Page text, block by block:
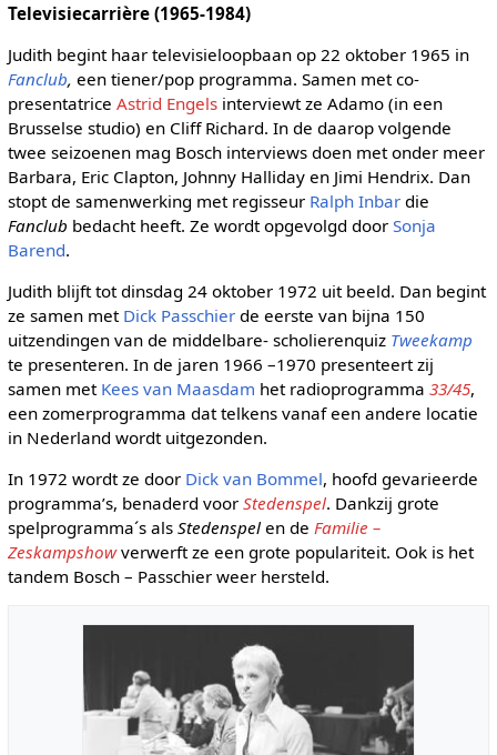
Televisiecarrière (1965-1984)
Judith begint haar televisieloopbaan op 22 oktober 1965 in
Fanclub, een tiener/pop programma. Samen met co-
presentatrice Astrid Engelsinterviewt ze Adamo (in een
Brusselse studio) en Cliff Richard. In de daarop volgende
twee seizoenen mag Bosch interviews doen met onder meer
Barbara, Eric Clapton, Johnny Halliday en Jimi Hendrix. Dan
stopt de samenwerking met regisseur Ralph Inbardie
Fanclub bedacht heeft. Ze wordt opgevolgd door Sonja
Barend.
Judith blijft tot dinsdag 24 oktober 1972 uit beeld. Dan begint
ze samen met Dick Passchierde eerste van bijna 150
uitzendingen van de middelbare- scholierenquiz Tweekamp
te presenteren. In de jaren 1966 –1970 presenteert zij
samen met Kees van Maasdam het radioprogramma 33/45,
een zomerprogramma dat telkens vanaf een andere locatie
in Nederland wordt uitgezonden.
In 1972 wordt ze door Dick van Bommel, hoofd gevarieerde
programma’s, benaderd voor Stedenspel. Dankzij grote
spelprogramma´s als Stedenspelen de Familie –
Zeskampshowverwerft ze een grote populariteit. Ook is het
tandem Bosch – Passchier weer hersteld.